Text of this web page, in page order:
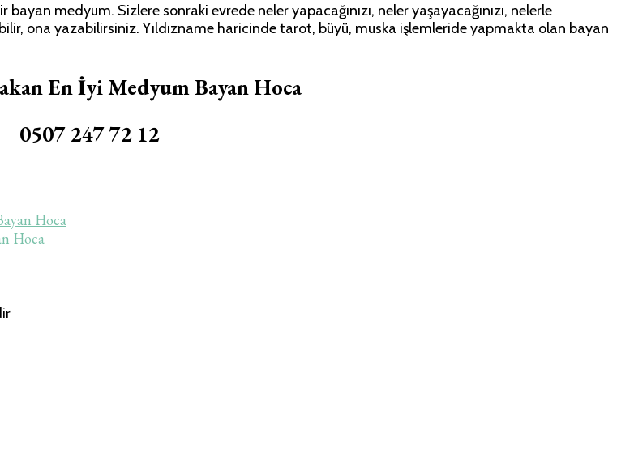
medyum. Sizlere sonraki evrede neler yapacağınızı, neler yaşayacağınızı, nelerle
ona yazabilirsiniz. Yıldızname haricinde tarot, büyü, muska işlemleride yapmakta olan bayan
En İyi Medyum Bayan Hoca
0507 247 72 12
Hoca
Hoca